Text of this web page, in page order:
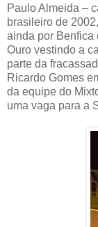
Paulo Almeida –
brasileiro de
ainda por Benfica
Ouro vestindo a
parte da
Ricardo Gomes
da equipe do
uma vaga para a